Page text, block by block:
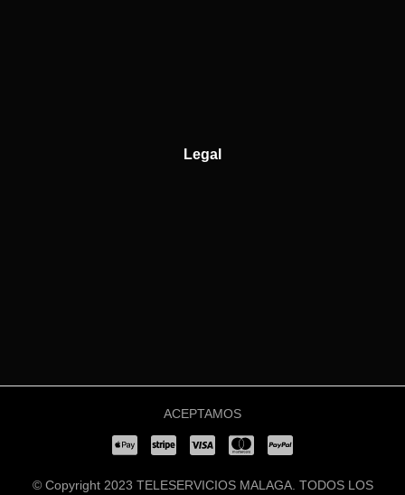
Legal
© Copyright 2023 TELESERVICIOS MALAGA. TODOS LOS
ACEPTAMOS